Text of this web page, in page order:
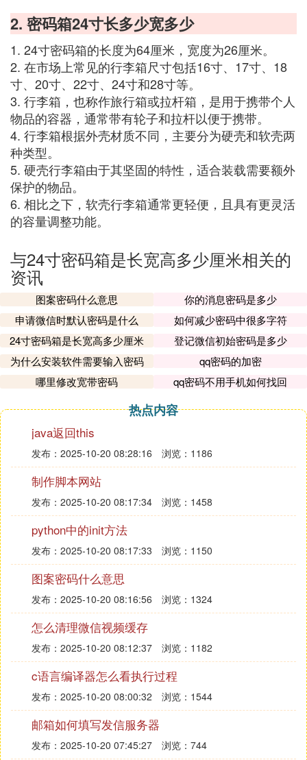
2. 密码箱24寸长多少宽多少
1. 24寸密码箱的长度为64厘米，宽度为26厘米。
2. 在市场上常见的行李箱尺寸包括16寸、17寸、18
寸、20寸、22寸、24寸和28寸等。
3. 行李箱，也称作旅行箱或拉杆箱，是用于携带个人
物品的容器，通常带有轮子和拉杆以便于携带。
4. 行李箱根据外壳材质不同，主要分为硬壳和软壳两
种类型。
5. 硬壳行李箱由于其坚固的特性，适合装载需要额外
保护的物品。
6. 相比之下，软壳行李箱通常更轻便，且具有更灵活
的容量调整功能。
与24寸密码箱是长宽高多少厘米相关的
资讯
图案密码什么意思
你的消息密码是多少
申请微信时默认密码是什么
如何减少密码中很多字符
24寸密码箱是长宽高多少厘米
登记微信初始密码是多少
为什么安装软件需要输入密码
qq密码的加密
哪里修改宽带密码
qq密码不用手机如何找回
热点内容
java返回this
发布：2025-10-20 08:28:16 浏览：1186
制作脚本网站
发布：2025-10-20 08:17:34 浏览：1458
python中的init方法
发布：2025-10-20 08:17:33 浏览：1150
图案密码什么意思
发布：2025-10-20 08:16:56 浏览：1324
怎么清理微信视频缓存
发布：2025-10-20 08:12:37 浏览：1182
c语言编译器怎么看执行过程
发布：2025-10-20 08:00:32 浏览：1544
邮箱如何填写发信服务器
发布：2025-10-20 07:45:27 浏览：744